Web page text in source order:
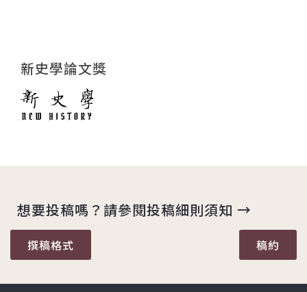
新史學論文獎
想要投稿嗎？請參閱投稿細則須知 →
撰稿格式 稿約